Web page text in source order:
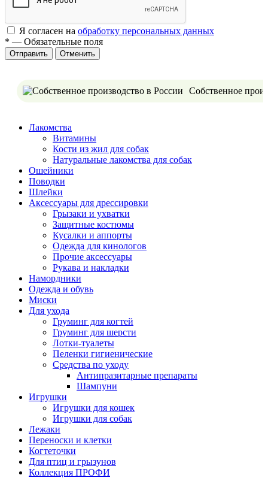
Я согласен на обработку персональных данных
* — Обязательные поля
Отменить
Собственное
Лакомства
Витамины
Кости из жил для собак
Натуральные лакомства для собак
Ошейники
Поводки
Шлейки
Аксессуары для дрессировки
Грызаки и ухватки
Защитные костюмы
Кусалки и аппорты
Одежда для кинологов
Прочие аксессуары
Рукава и накладки
Намордники
Одежда и обувь
Миски
Для ухода
Груминг для когтей
Груминг для шерсти
Лотки-туалеты
Пеленки гигиенические
Средства по уходу
Антипразитарные препараты
Шампуни
Игрушки
Игрушки для кошек
Игрушки для собак
Лежаки
Переноски и клетки
Когтеточки
Для птиц и грызунов
Коллекция ПРОФИ